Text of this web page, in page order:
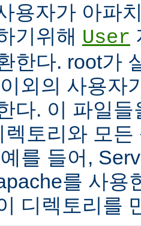
용자가 아파
기위해 User
한다. root가
외의 사용자
다. 이 파일
렉토리와 모
를 들어,
를 사용
디렉토리를